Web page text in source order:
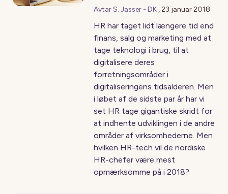
Avtar S. Jasser - DK ,23 januar 2018
HR har taget lidt længere tid end
finans, salg og marketing med at
tage teknologi i brug, til at
digitalisere deres
forretningsområder i
digitaliseringens tidsalderen. Men
i løbet af de sidste par år har vi
set HR tage gigantiske skridt for
at indhente udviklingen i de andre
områder af virksomhederne. Men
hvilken HR-tech vil de nordiske
HR-chefer være mest
opmærksomme på i 2018?